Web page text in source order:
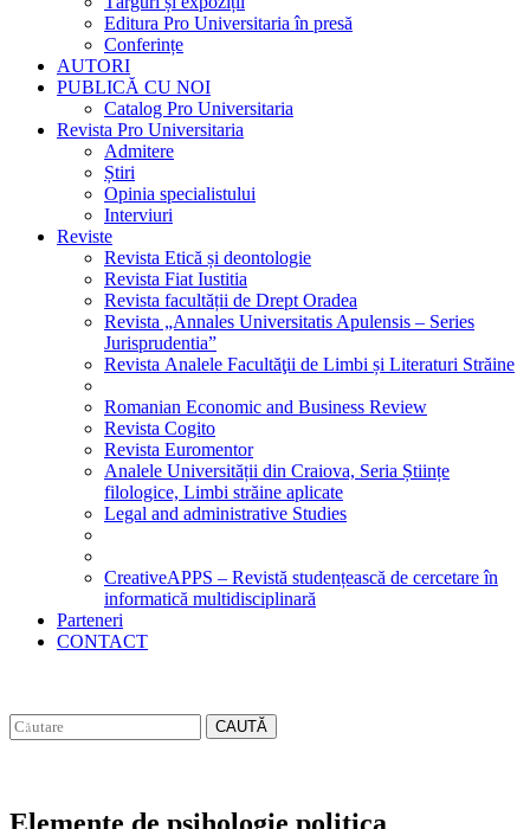
Editura Pro Universitaria în presă
Conferințe
AUTORI
PUBLICĂ CU NOI
Catalog Pro Universitaria
Revista Pro Universitaria
Admitere
Știri
Opinia specialistului
Interviuri
Reviste
Revista Etică și deontologie
Revista Fiat Iustitia
Revista facultății de Drept Oradea
Revista „Annales Universitatis Apulensis – Series
Jurisprudentia”
Revista Analele Facultăţii de Limbi și Literaturi Străine
Romanian Economic and Business Review
Revista Cogito
Revista Euromentor
Analele Universității din Craiova, Seria Științe
filologice, Limbi străine aplicate
Legal and administrative Studies
CreativeAPPS – Revistă studențească de cercetare în
informatică multidisciplinară
Parteneri
CONTACT
CAUTĂ